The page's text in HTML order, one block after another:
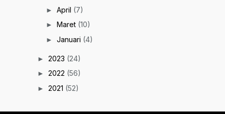
► April (7)
► Maret (10)
► Januari (4)
► 2023 (24)
► 2022 (56)
► 2021 (52)